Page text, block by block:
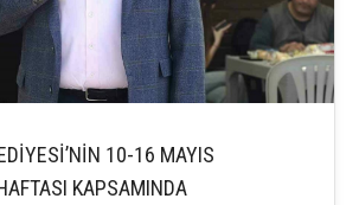
10-16 MAYIS
KAPSAMINDA